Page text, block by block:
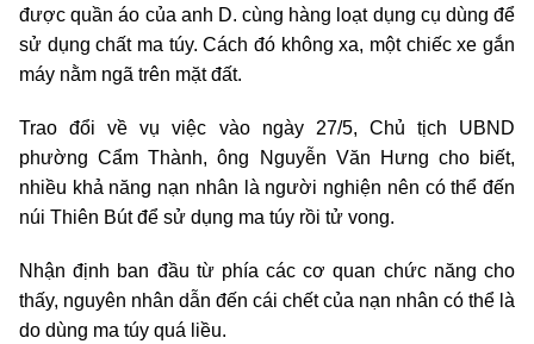
được quần áo của anh D. cùng hàng loạt dụng cụ dùng để
sử dụng chất ma túy. Cách đó không xa, một chiếc xe gắn
máy nằm ngã trên mặt đất.
Trao đổi về vụ việc vào ngày 27/5, Chủ tịch UBND
phường Cẩm Thành, ông Nguyễn Văn Hưng cho biết,
nhiều khả năng nạn nhân là người nghiện nên có thể đến
núi Thiên Bút để sử dụng ma túy rồi tử vong.
Nhận định ban đầu từ phía các cơ quan chức năng cho
thấy, nguyên nhân dẫn đến cái chết của nạn nhân có thể là
do dùng ma túy quá liều.